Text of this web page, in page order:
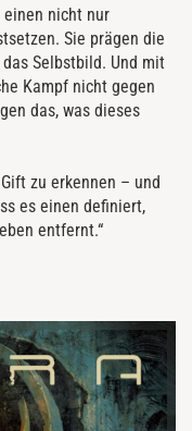
einen nicht nur
Sie prägen die
Selbstbild. Und mit
Kampf nicht gegen
das, was dieses
zu erkennen – und
es einen definiert,
entfernt.“